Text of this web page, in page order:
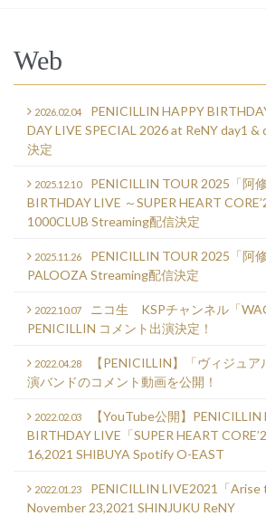
Web
2026.02.04
PENICILLIN HAPPY
DAY LIVE SPECIAL 2026 at ReNY day1
決定
2025.12.10
PENICILLIN TOUR 2025「阿
BIRTHDAY LIVE ～SUPER HEART
1000CLUB Streaming配信決定
2025.11.26
PENICILLIN TOUR 2025「阿
PALOOZA Streaming配信決定
2022.10.07
ニコ生 KSPチャンネル「
PENICILLIN コメント出演決定！
2022.04.28
【PENICILLIN】「ヴィジュ
演バンドのコメント動画を公開！
2022.02.03
【YouTube公開】
BIRTHDAY LIVE「SUPER HEART
16,2021 SHIBUYA Spotify O-EAST
2022.01.23
PENICILLIN LIVE2021「Arise
November 23,2021 SHINJUKU ReNY